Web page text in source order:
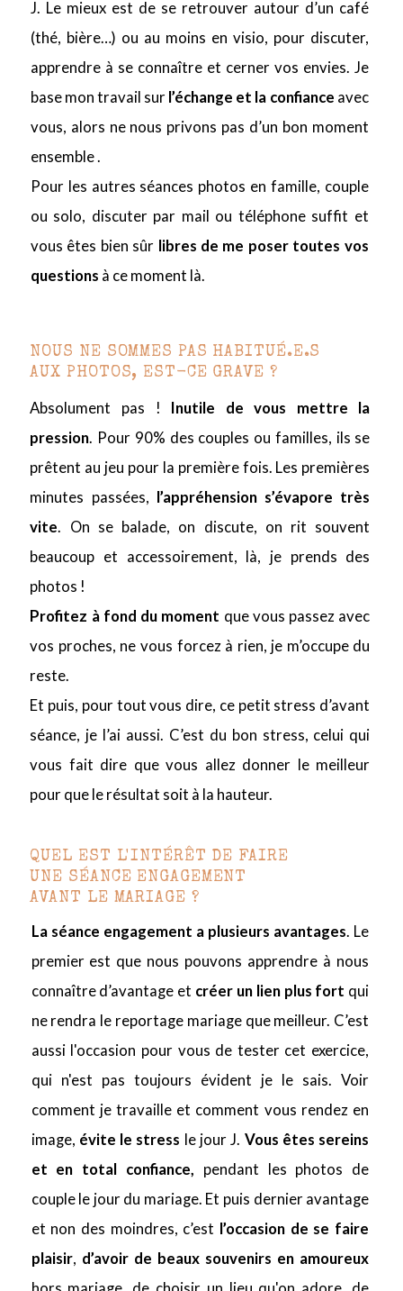
J. Le mieux est de se retrouver autour d’un café
(thé, bière…) ou au moins en visio, pour discuter,
apprendre à se connaître et cerner vos envies. Je
base mon travail surl’échange et la confiance avec
vous, alors ne nous privons pas d’un bon moment
ensemble .
Pour les autres séances photos en famille, couple
ou solo, discuter par mail ou téléphone suffit et
vous êtes bien sûr libres de me poser toutes vos
questions à ce moment là.
NOUS NE SOMMES PAS HABITUÉ.E.S
AUX PHOTOS, EST-CE GRAVE ?
Absolument pas ! Inutile de vous mettre la
pression. Pour 90% des couples ou familles, ils se
prêtent au jeu pour la première fois. Les premières
minutes passées, l’appréhension s’évapore très
vite. On se balade, on discute, on rit souvent
beaucoup et accessoirement, là, je prends des
photos !
Profitez à fond du moment que vous passez avec
vos proches, ne vous forcez à rien, je m’occupe du
reste.
Et puis, pour tout vous dire, ce petit stress d’avant
séance, je l’ai aussi. C’est du bon stress, celui qui
vous fait dire que vous allez donner le meilleur
pour que le résultat soit à la hauteur.
QUEL EST L'INTÉRÊT DE FAIRE
UNE SÉANCE ENGAGEMENT
AVANT LE MARIAGE ?
La séance engagement a plusieurs avantages. Le
premier est que nous pouvons apprendre à nous
connaître d’avantage et créer un lien plus fort qui
ne rendra le reportage mariage que meilleur. C’est
aussi l'occasion pour vous de tester cet exercice,
qui n'est pas toujours évident je le sais. Voir
comment je travaille et comment vous rendez en
image, évite le stress le jour J. Vous êtes sereins
et en total confiance, pendant les photos de
couple le jour du mariage. Et puis dernier avantage
et non des moindres, c’est l’occasion de se faire
plaisir, d’avoir de beaux souvenirs en amoureux